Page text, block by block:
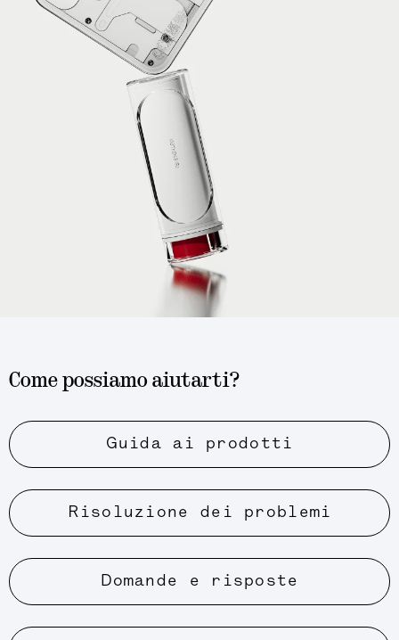
Come possiamo aiutarti?
Guida ai prodotti
Risoluzione dei problemi
Domande e risposte